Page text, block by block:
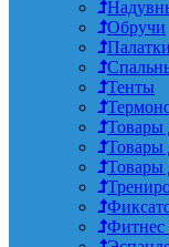
Обручи
Палатки
Тенты
Товары
Товары
Товары
Фитнес